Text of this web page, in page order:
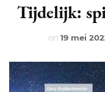
Tijdelijk:
on 19 mei